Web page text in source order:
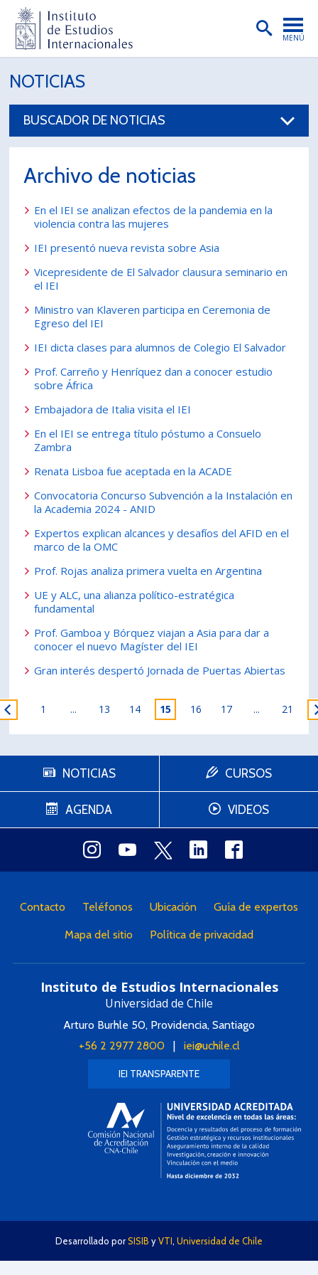
MENÚ
INSTITUTO
EXTENSIÓN
PUBLICACIONES
BIBLIOTECA
ENGLISH
Estudiantes
NOTICIAS
BUSCADOR DE NOTICIAS
Archivo de noticias
En el IEI se analizan efectos de la pandemia en la
violencia contra las mujeres
IEI presentó nueva revista sobre Asia
Vicepresidente de El Salvador clausura seminario en
el IEI
Ministro van Klaveren participa en Ceremonia de
Egreso del IEI
IEI dicta clases para alumnos de Colegio El Salvador
Prof. Carreño y Henríquez dan a conocer estudio
sobre África
Embajadora de Italia visita el IEI
En el IEI se entrega título póstumo a Consuelo
Zambra
Renata Lisboa fue aceptada en la ACADE
Convocatoria Concurso Subvención a la Instalación en
la Academia 2024 - ANID
Expertos explican alcances y desafíos del AFID en el
marco de la OMC
Prof. Rojas analiza primera vuelta en Argentina
UE y ALC, una alianza político-estratégica
fundamental
Prof. Gamboa y Bórquez viajan a Asia para dar a
conocer el nuevo Magíster del IEI
Gran interés despertó Jornada de Puertas Abiertas
1 ... 13 14 15 16 17 ... 21
NOTICIAS
AGENDA
CURSOS
VIDEOS
Contacto Teléfonos Ubicación Guía de expertos
Mapa del sitio Política de privacidad
Instituto de Estudios Internacionales
Universidad de Chile
Arturo Burhle 50, Providencia, Santiago
+56 2 2977 2800| iei@uchile.cl
IEI TRANSPARENTE
Desarrollado porSISIB yVTI, Universidad de Chile